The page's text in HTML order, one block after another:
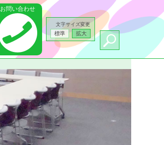
お問い合わせ
文字サイズ変更
標準 拡大